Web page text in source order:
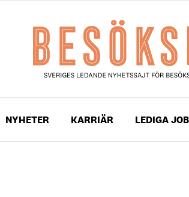
NYHETER KARRIÄR LEDIGA